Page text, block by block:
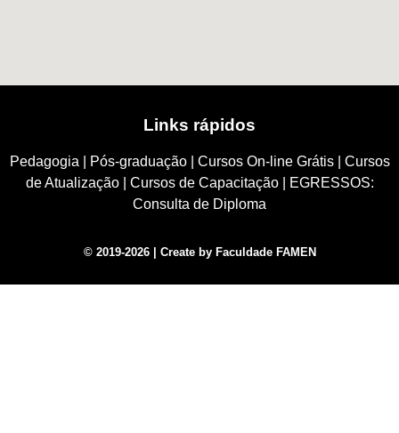
Links rápidos
Pedagogia| Pós-graduação| Cursos On-line Grátis| Cursos
de Atualização| Cursos de Capacitação|
EGRESSOS:
Consulta de Diploma
© 2019-2026 | Create by Faculdade FAMEN